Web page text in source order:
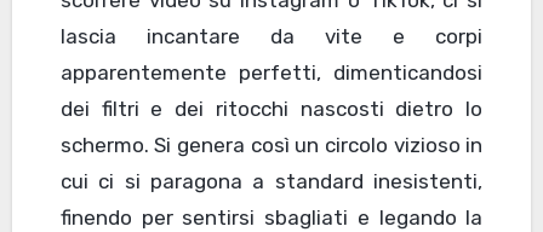
lascia incantare da vite e corpi
apparentemente perfetti, dimenticandosi
dei filtri e dei ritocchi nascosti dietro lo
schermo. Si genera così un circolo vizioso in
cui ci si paragona a standard inesistenti,
finendo per sentirsi sbagliati e legando la